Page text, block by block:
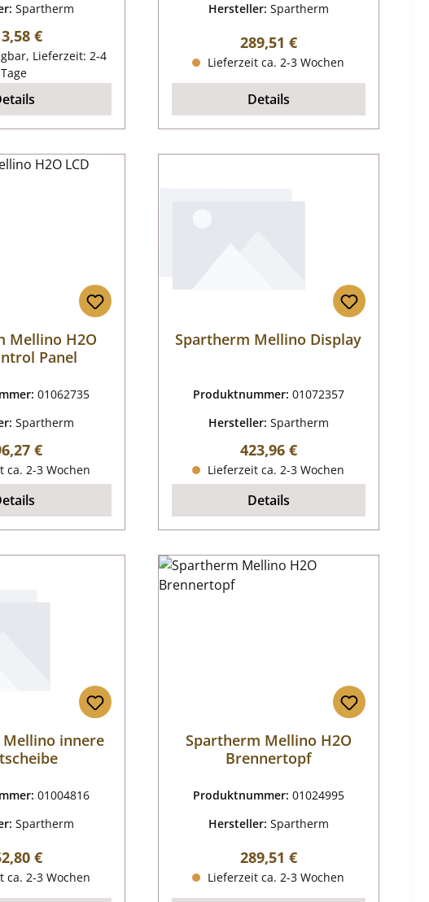
Spartherm
Preis:
€
Lieferzeit: 2-4
Tage
Hersteller: Spartherm
Regulärer Preis:
289,51 €
Lieferzeit ca. 2-3 Wochen
Details
Mellino H2O
Panel
01062735
Spartherm
Preis:
€
ca. 2-3 Wochen
Spartherm Mellino Display
Produktnummer: 01072357
Hersteller: Spartherm
Regulärer Preis:
423,96 €
Lieferzeit ca. 2-3 Wochen
Details
innere
01004816
Spartherm
Preis:
€
ca. 2-3 Wochen
Spartherm Mellino H2O
Brennertopf
Produktnummer: 01024995
Hersteller: Spartherm
Regulärer Preis:
289,51 €
Lieferzeit ca. 2-3 Wochen